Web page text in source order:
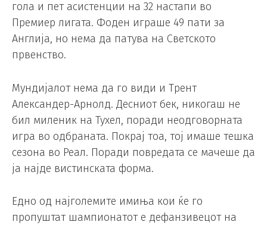
гола и пет асистенции на 32 настапи во
Премиер лигата. Фоден играше 49 пати за
Англија, но нема да патува на Светското
првенство.
Мундијалот нема да го види и Трент
Александер-Арнолд. Десниот бек, никогаш не
бил миленик на Тухел, поради неодговорната
игра во одбраната. Покрај тоа, тој имаше тешка
сезона во Реал. Поради повредата се мачеше да
ја најде вистинската форма.
Едно од најголемите имиња кои ќе го
пропуштат шампионатот е дефанзивецот на